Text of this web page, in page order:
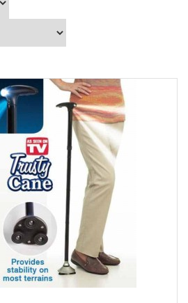
62 έως 135 εκατοστά. Μηχανισμός
και ελαφρύ 325 γραμμάρια. Κράματος
Χαλύβδινο άκρο μαγγανίου.